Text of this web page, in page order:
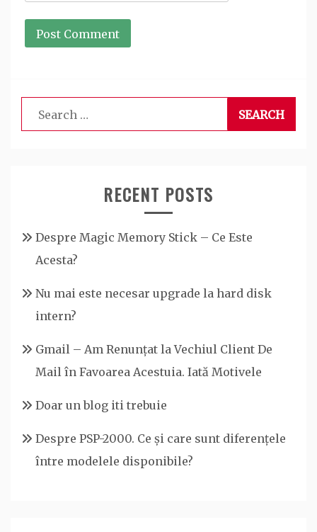
Search
for:
RECENT POSTS
Despre Magic Memory Stick – Ce Este
Acesta?
Nu mai este necesar upgrade la hard disk
intern?
Gmail – Am Renunțat la Vechiul Client De
Mail în Favoarea Acestuia. Iată Motivele
Doar un blog iti trebuie
Despre PSP-2000. Ce și care sunt diferențele
între modelele disponibile?